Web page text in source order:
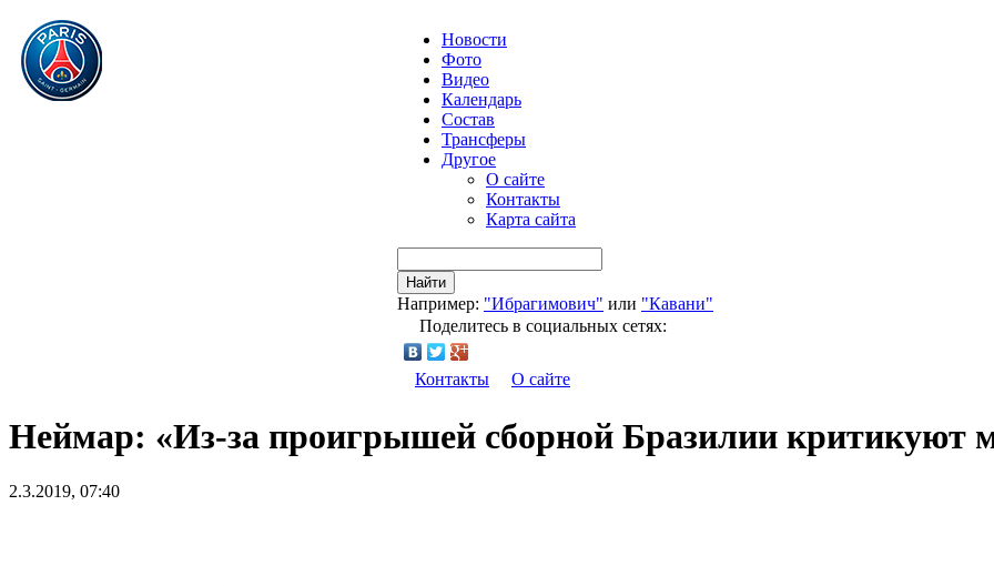
Новости
Фото
Видео
Календарь
Состав
Трансферы
Другое
О сайте
Контакты
Карта сайта
Найти
Например: "Ибрагимович" или "Кавани"
Поделитесь в социальных сетях:
Контакты О сайте
Неймар: «Из-за проигрышей сборной Бразилии критикуют
2.3.2019, 07:40